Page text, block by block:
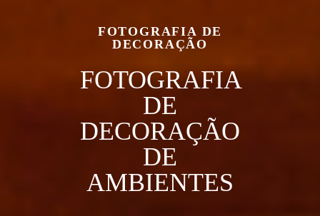
FOTOGRAFIA DE
DECORAÇÃO
FOTOGRAFIA
DE
DECORAÇÃO
DE
AMBIENTES